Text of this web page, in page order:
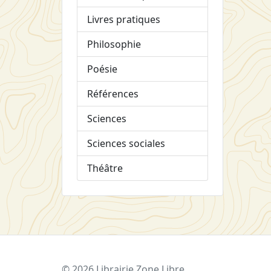
Livres pratiques
Philosophie
Poésie
Références
Sciences
Sciences sociales
Théâtre